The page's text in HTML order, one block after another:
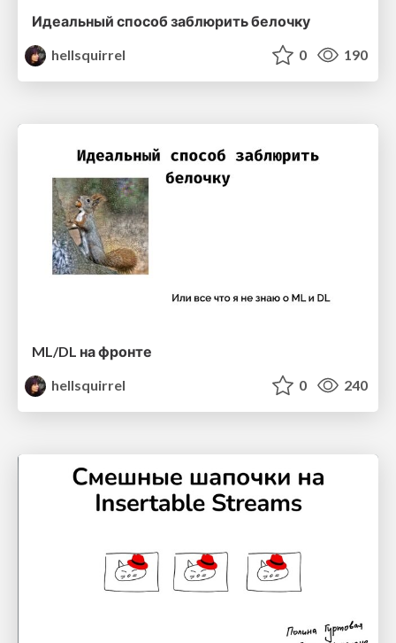
Идеальный способ заблюрить белочку
hellsquirrel
0 190
ML/DL на фронте
hellsquirrel
0 240